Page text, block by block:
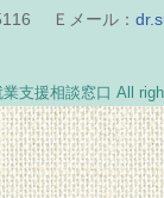
Ｅメール：
支援相談窓口 All